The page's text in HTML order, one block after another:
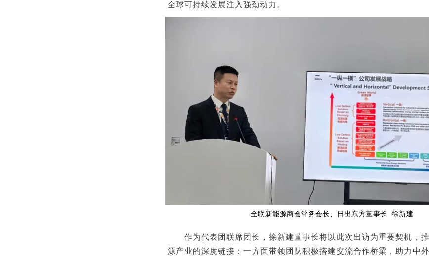
全球可持续发展注入强劲动力。
全联新能源商会常务会长、日出东方董事长 徐新建
作为代表团联席团长，徐新建董事长将以此次出访为重要契机，
源产业的深度链接：一方面带领团队积极搭建交流合作桥梁，助力中外